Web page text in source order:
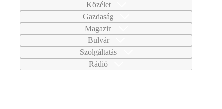
Közélet
Gazdaság
Magazin
Bulvár
Szolgáltatás
Rádió